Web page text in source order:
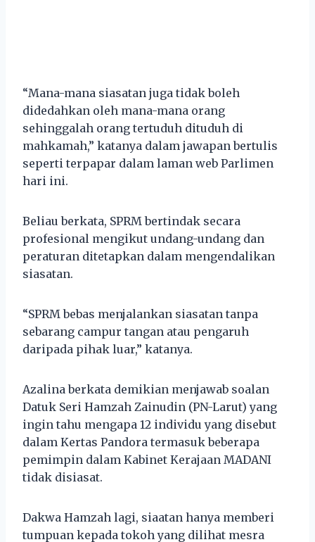
“Mana-mana siasatan juga tidak boleh
didedahkan oleh mana-mana orang
sehinggalah orang tertuduh dituduh di
mahkamah,” katanya dalam jawapan bertulis
seperti terpapar dalam laman web Parlimen
hari ini.
Beliau berkata, SPRM bertindak secara
profesional mengikut undang-undang dan
peraturan ditetapkan dalam mengendalikan
siasatan.
“SPRM bebas menjalankan siasatan tanpa
sebarang campur tangan atau pengaruh
daripada pihak luar,” katanya.
Azalina berkata demikian menjawab soalan
Datuk Seri Hamzah Zainudin (PN-Larut) yang
ingin tahu mengapa 12 individu yang disebut
dalam Kertas Pandora termasuk beberapa
pemimpin dalam Kabinet Kerajaan MADANI
tidak disiasat.
Dakwa Hamzah lagi, siaatan hanya memberi
tumpuan kepada tokoh yang dilihat mesra